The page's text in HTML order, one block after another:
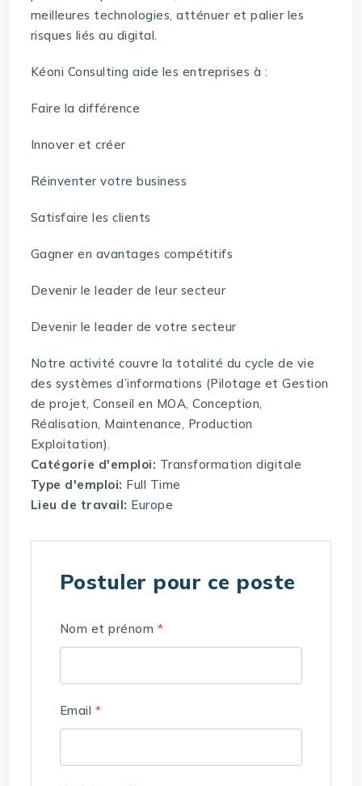
meilleures technologies, atténuer et palier les
risques liés au digital.
Kéoni Consulting aide les entreprises à :
Faire la différence
Innover et créer
Réinventer votre business
Satisfaire les clients
Gagner en avantages compétitifs
Devenir le leader de leur secteur
Devenir le leader de votre secteur
Notre activité couvre la totalité du cycle de vie
des systèmes d’informations (Pilotage et Gestion
de projet, Conseil en MOA, Conception,
Réalisation, Maintenance, Production
Exploitation).
Catégorie d'emploi: Transformation digitale
Type d'emploi: Full Time
Lieu de travail: Europe
Postuler pour ce poste
Nom et prénom *
Email *